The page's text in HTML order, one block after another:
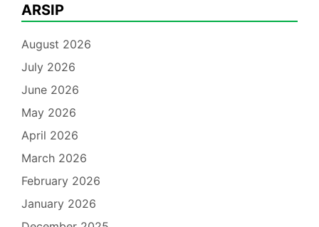
ARSIP
August 2026
July 2026
June 2026
May 2026
April 2026
March 2026
February 2026
January 2026